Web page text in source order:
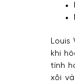
khi
tính
xôi